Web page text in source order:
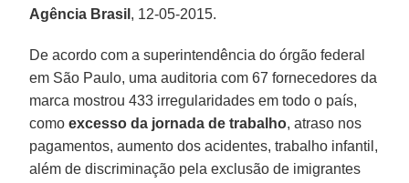
Agência Brasil , 12-05-2015.
De acordo com a superintendência do órgão federal
em São Paulo, uma auditoria com 67 fornecedores da
marca mostrou 433 irregularidades em todo o país,
comoexcesso da jornada de trabalho, atraso nos
pagamentos, aumento dos acidentes, trabalho infantil,
além de discriminação pela exclusão de imigrantes